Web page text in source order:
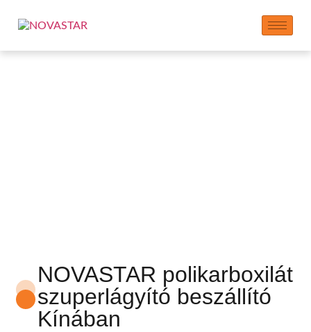
NOVASTAR polikarboxilát
szuperlágyító beszállító
Kínában